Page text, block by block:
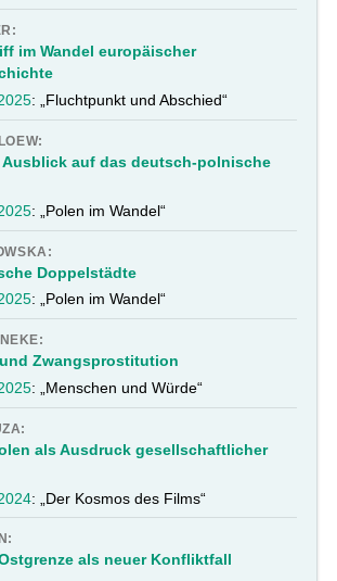
im Wandel europäischer
: „Fluchtpunkt und Abschied“
auf das deutsch-polnische
: „Polen im Wandel“
Doppelstädte
: „Polen im Wandel“
Zwangsprostitution
: „Menschen und Würde“
als Ausdruck gesellschaftlicher
: „Der Kosmos des Films“
als neuer Konfliktfall